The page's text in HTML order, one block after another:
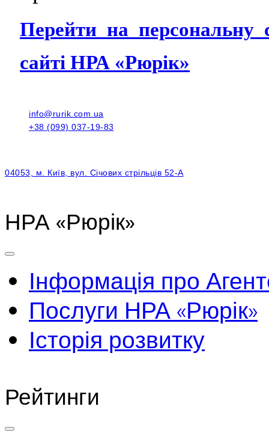
Перейти на
сайті НРА «Рюрік»
info@rurik.com.ua
+38 (099) 037-19-83
04053, м. Київ, вул. Січових стрільців 52-А
НРА «Рюрік»
Інформація про
Послуги НРА «Рюрік»
Історія розвитку
Рейтинги